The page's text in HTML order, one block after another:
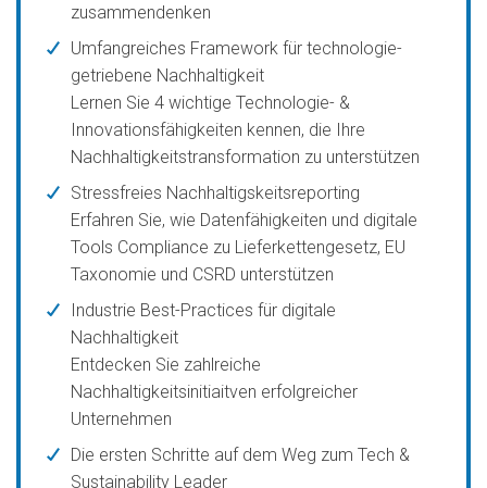
zusammendenken
Umfangreiches Framework für technologie-
getriebene Nachhaltigkeit
Lernen Sie 4 wichtige Technologie- &
Innovationsfähigkeiten kennen, die Ihre
Nachhaltigkeitstransformation zu unterstützen
Stressfreies Nachhaltigskeitsreporting
Erfahren Sie, wie Datenfähigkeiten und digitale
Tools Compliance zu Lieferkettengesetz, EU
Taxonomie und CSRD unterstützen
Industrie Best-Practices für digitale
Nachhaltigkeit
Entdecken Sie zahlreiche
Nachhaltigkeitsinitiaitven erfolgreicher
Unternehmen
Die ersten Schritte auf dem Weg zum Tech &
Sustainability Leader